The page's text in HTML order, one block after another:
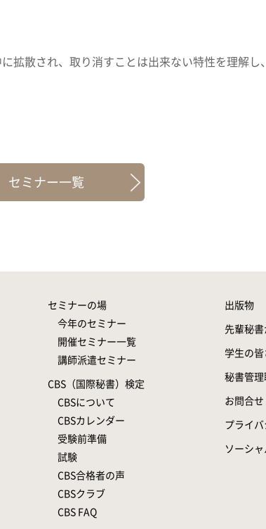
拡散され、取り消すことは出来ない特性を理解し
セミナー一覧
セミナーの場
今年のセミナー
開催セミナー一覧
講師派遣セミナー
CBS（国際秘書）検定
CBSについて
CBSカレンダー
受験前準備
試験
CBS合格者の声
CBSクラブ
CBS FAQ
出版物
先輩秘
学生の皆
秘書管
お問合
プライ
ソーシ